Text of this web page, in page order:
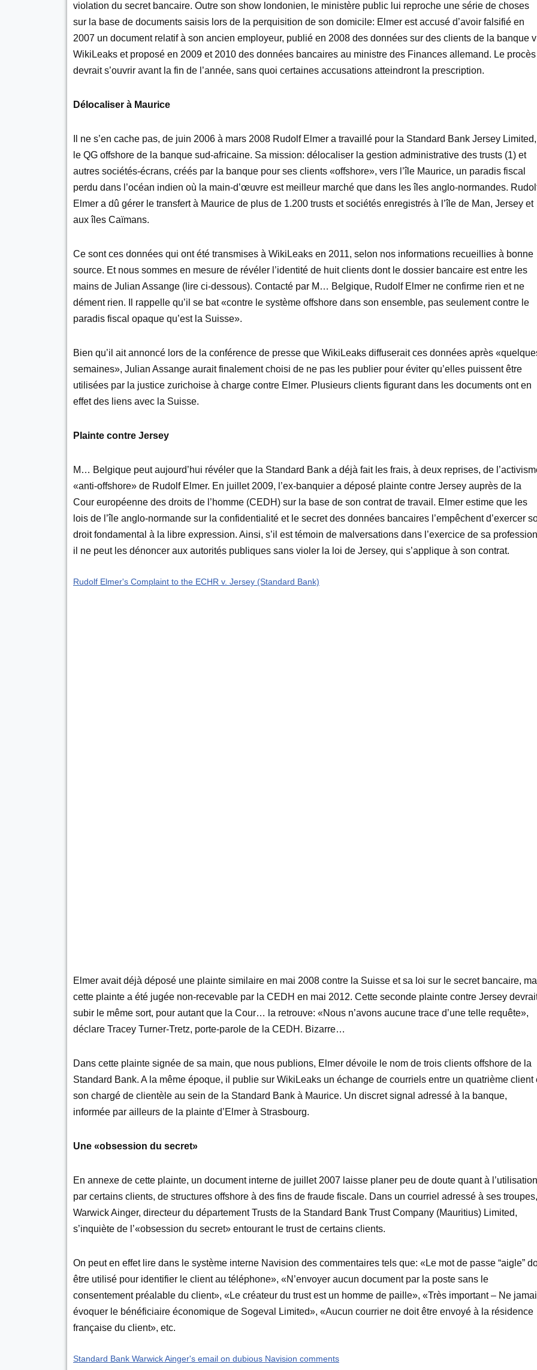
violation du secret bancaire. Outre son show londonien, le ministère public lui reproche une série de choses
sur la base de documents saisis lors de la perquisition de son domicile: Elmer est accusé d’avoir falsifié en
2007 un document relatif à son ancien employeur, publié en 2008 des données sur des clients de la banque
WikiLeaks et proposé en 2009 et 2010 des données bancaires au ministre des Finances allemand. Le procès
devrait s’ouvrir avant la fin de l’année, sans quoi certaines accusations atteindront la prescription.
Délocaliser à Maurice
Il ne s’en cache pas, de juin 2006 à mars 2008 Rudolf Elmer a travaillé pour la Standard Bank Jersey Limited,
le QG offshore de la banque sud-africaine. Sa mission: délocaliser la gestion administrative des trusts (1) et
autres sociétés-écrans, créés par la banque pour ses clients «offshore», vers l’île Maurice, un paradis fiscal
perdu dans l’océan indien où la main-d’œuvre est meilleur marché que dans les îles anglo-normandes.
Elmer a dû gérer le transfert à Maurice de plus de 1.200 trusts et sociétés enregistrés à l’île de Man, Jersey et
aux îles Caïmans.
Ce sont ces données qui ont été transmises à WikiLeaks en 2011, selon nos informations recueillies à bonne
source. Et nous sommes en mesure de révéler l’identité de huit clients dont le dossier bancaire est entre les
mains de Julian Assange (lire ci-dessous). Contacté par M… Belgique, Rudolf Elmer ne confirme rien et ne
dément rien. Il rappelle qu’il se bat «contre le système offshore dans son ensemble, pas seulement contre le
paradis fiscal opaque qu’est la Suisse».
Bien qu’il ait annoncé lors de la conférence de presse que WikiLeaks diffuserait ces données après
semaines», Julian Assange aurait finalement choisi de ne pas les publier pour éviter qu’elles puissent être
utilisées par la justice zurichoise à charge contre Elmer. Plusieurs clients figurant dans les documents ont en
effet des liens avec la Suisse.
Plainte contre Jersey
M… Belgique peut aujourd’hui révéler que la Standard Bank a déjà fait les frais, à deux reprises, de
«anti-offshore» de Rudolf Elmer. En juillet 2009, l’ex-banquier a déposé plainte contre Jersey auprès de la
Cour européenne des droits de l’homme (CEDH) sur la base de son contrat de travail. Elmer estime que les
lois de l’île anglo-normande sur la confidentialité et le secret des données bancaires l’empêchent d’exercer
droit fondamental à la libre expression. Ainsi, s’il est témoin de malversations dans l’exercice de sa
il ne peut les dénoncer aux autorités publiques sans violer la loi de Jersey, qui s’applique à son contrat.
Rudolf Elmer's Complaint to the ECHR v. Jersey (Standard Bank)
Elmer avait déjà déposé une plainte similaire en mai 2008 contre la Suisse et sa loi sur le secret bancaire,
cette plainte a été jugée non-recevable par la CEDH en mai 2012. Cette seconde plainte contre Jersey
subir le même sort, pour autant que la Cour… la retrouve: «Nous n’avons aucune trace d’une telle requête»,
déclare Tracey Turner-Tretz, porte-parole de la CEDH. Bizarre…
Dans cette plainte signée de sa main, que nous publions, Elmer dévoile le nom de trois clients offshore de la
Standard Bank. A la même époque, il publie sur WikiLeaks un échange de courriels entre un quatrième client
son chargé de clientèle au sein de la Standard Bank à Maurice. Un discret signal adressé à la banque,
informée par ailleurs de la plainte d’Elmer à Strasbourg.
Une «obsession du secret»
En annexe de cette plainte, un document interne de juillet 2007 laisse planer peu de doute quant à
par certains clients, de structures offshore à des fins de fraude fiscale. Dans un courriel adressé à ses troupes,
Warwick Ainger, directeur du département Trusts de la Standard Bank Trust Company (Mauritius) Limited,
s’inquiète de l’«obsession du secret» entourant le trust de certains clients.
On peut en effet lire dans le système interne Navision des commentaires tels que: «Le mot de passe “aigle”
être utilisé pour identifier le client au téléphone», «N’envoyer aucun document par la poste sans le
consentement préalable du client», «Le créateur du trust est un homme de paille», «Très important – Ne
évoquer le bénéficiaire économique de Sogeval Limited», «Aucun courrier ne doit être envoyé à la résidence
française du client», etc.
Standard Bank Warwick Ainger's email on dubious Navision comments